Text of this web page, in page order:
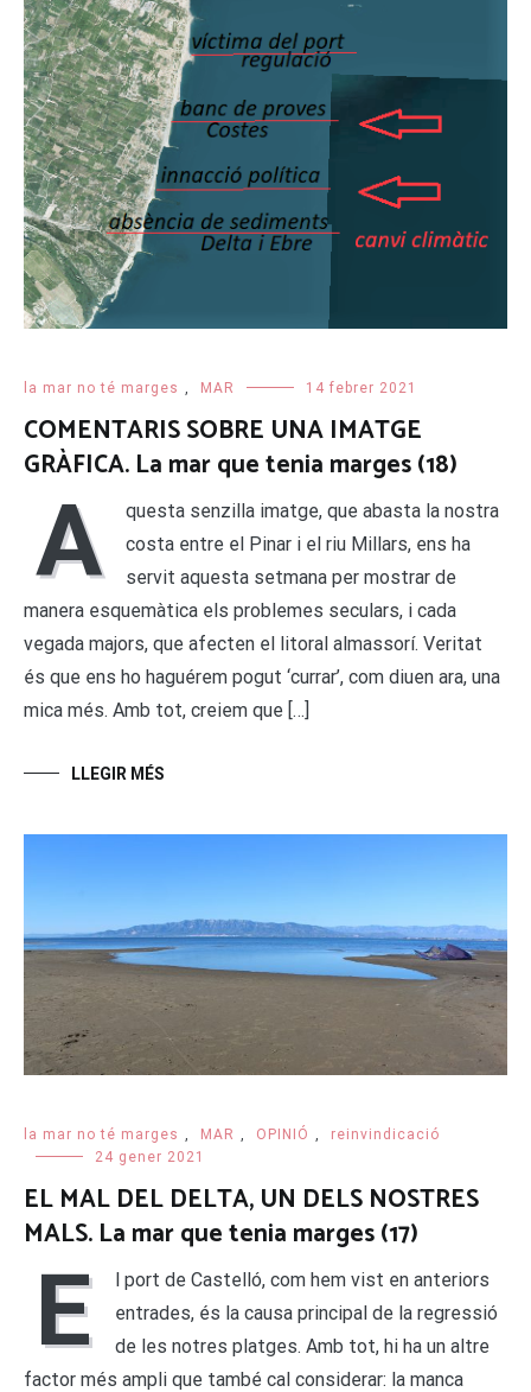
la mar no té marges , MAR 14 febrer 2021
COMENTARIS SOBRE UNA IMATGE
GRÀFICA. La mar que tenia marges (18)
A
questa senzilla imatge, que abasta la nostra
costa entre el Pinar i el riu Millars, ens ha
servit aquesta setmana per mostrar de
manera esquemàtica els problemes seculars, i cada
vegada majors, que afecten el litoral almassorí. Veritat
és que ens ho haguérem pogut ‘currar’, com diuen ara, una
mica més. Amb tot, creiem que […]
LLEGIR MÉS
la mar no té marges MAR OPINIÓ
reinvindicació
24 gener 2021
EL MAL DEL DELTA, UN DELS NOSTRES
MALS. La mar que tenia marges (17)
E
l port de Castelló, com hem vist en anteriors
entrades, és la causa principal de la regressió
de les notres platges. Amb tot, hi ha un altre
factor més ampli que també cal considerar: la manca